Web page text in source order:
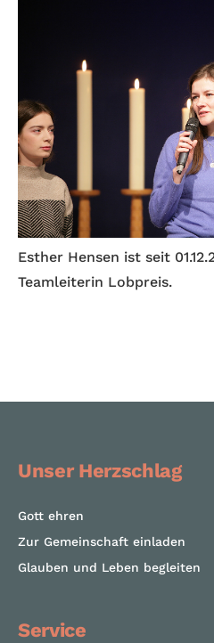
Esther Hensen ist seit
Teamleiterin Lobpreis.
Unser Herzschlag
Gott ehren
Zur Gemeinschaft einladen
Glauben und Leben begleiten
Service